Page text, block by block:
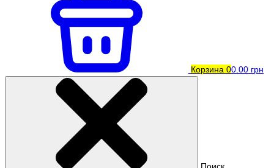
Корзина 00.00 грн